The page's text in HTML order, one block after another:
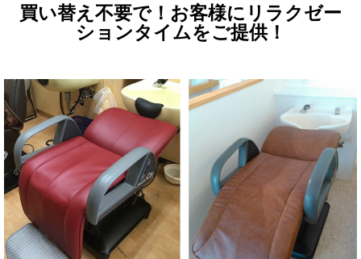
買い替え不要で！お客様にリラクゼー
ションタイムをご提供！